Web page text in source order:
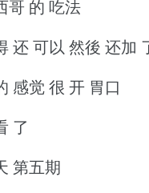
哥 的 吃法
还 可以 然後 还加
感觉 很 开 胃口
了
第五期